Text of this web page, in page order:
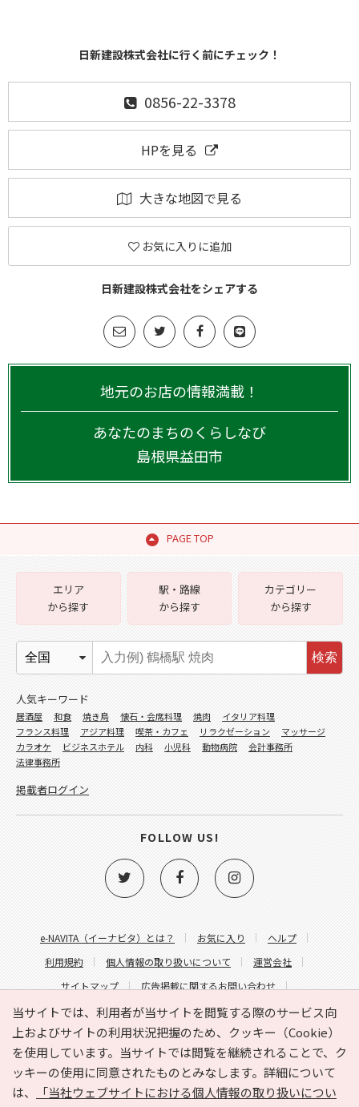
日新建設株式会社に行く前にチェック！
0856-22-3378
HPを見る
大きな地図で見る
お気に入りに追加
日新建設株式会社をシェアする
地元のお店の情報満載！
あなたのまちのくらしなび
島根県益田市
PAGE TOP
当サイトでは、利用者が当サイトを閲覧する際のサービス向
上およびサイトの利用状況把握のため、クッキー（Cookie）
を使用しています。当サイトでは閲覧を継続されることで、ク
ッキーの使用に同意されたものとみなします。詳細について
は、
「当社ウェブサイトにおける個人情報の取り扱いについ
e-NAVITA（イーナビタ）とは？ お気に入り
ヘルプ
利用規約
個人情報の取り扱いについて
運営会社
サイトマップ
広告掲載に関するお問い合わせ
サイトの内容に関するお問い合わせ
エリア
から探す
駅・路線
から探す
カテゴリー
から探す
検索
人気キーワード
居酒屋 和食 焼き鳥 懐石・会席料理 焼肉
イタリア料理
フランス料理
アジア料理 喫茶・カフェ リラクゼーション
マッサージ
カラオケ
ビジネスホテル 内科 小児科 動物病院
会計事務所
法律事務所
掲載者ログイン
FOLLOW US!